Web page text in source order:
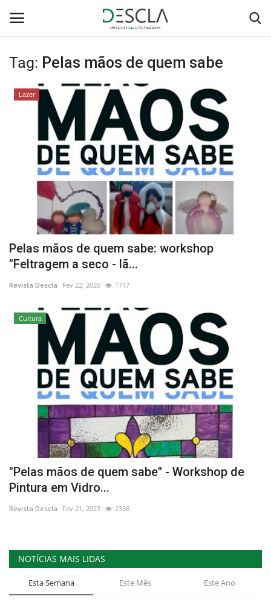
Login Registar
...by Descla
Desporto
Contactos
Sobre Nós
Educação
Estatuto Editorial
Saúde
Ficha técnica
Cultura
Ambiente
Tag: Pelas mãos de quem sabe
Lazer
Pelas mãos de quem sabe: workshop
"Feltragem a seco - lã...
Revista Descla Fev 22, 2026 1717
Cultura
"Pelas mãos de quem sabe" - Workshop de
Pintura em Vidro...
Revista Descla Fev 21, 2023 2336
NOTÍCIAS MAIS LIDAS
Esta Semana Este Mês Este Ano